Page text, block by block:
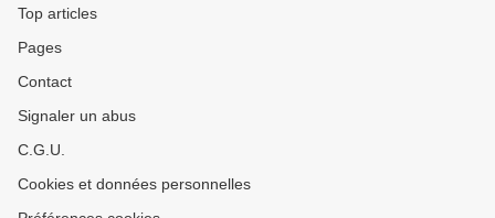
Top articles
Pages
Contact
Signaler un abus
C.G.U.
Cookies et données personnelles